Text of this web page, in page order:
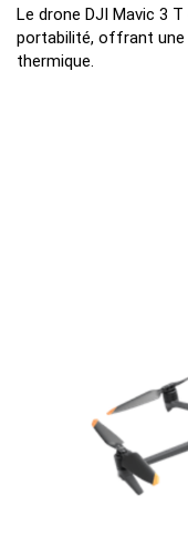
Le drone DJI Mavic 3
portabilité, offrant une
thermique.